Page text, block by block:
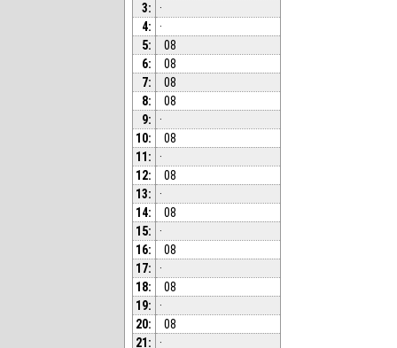
3:
·
4:
·
5:
08
6:
08
7:
08
8:
08
9:
·
10:
08
11:
·
12:
08
13:
·
14:
08
15:
·
16:
08
17:
·
18:
08
19:
·
20:
08
21:
·